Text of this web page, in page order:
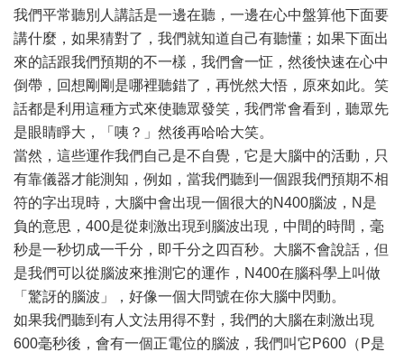
我們平常聽別人講話是一邊在聽，一邊在心中盤算他下面要
講什麼，如果猜對了，我們就知道自己有聽懂；如果下面出
來的話跟我們預期的不一樣，我們會一怔，然後快速在心中
倒帶，回想剛剛是哪裡聽錯了，再恍然大悟，原來如此。笑
話都是利用這種方式來使聽眾發笑，我們常會看到，聽眾先
是眼睛睜大，「咦？」然後再哈哈大笑。
當然，這些運作我們自己是不自覺，它是大腦中的活動，只
有靠儀器才能測知，例如，當我們聽到一個跟我們預期不相
符的字出現時，大腦中會出現一個很大的N400腦波，N是
負的意思，400是從刺激出現到腦波出現，中間的時間，毫
秒是一秒切成一千分，即千分之四百秒。大腦不會說話，但
是我們可以從腦波來推測它的運作，N400在腦科學上叫做
「驚訝的腦波」，好像一個大問號在你大腦中閃動。
如果我們聽到有人文法用得不對，我們的大腦在刺激出現
600毫秒後，會有一個正電位的腦波，我們叫它P600（P是